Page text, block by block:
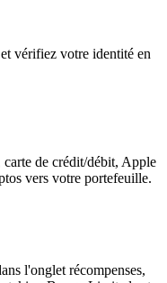
vérifiez votre identité en
de crédit/débit, Apple
vers votre portefeuille.
l'onglet récompenses,